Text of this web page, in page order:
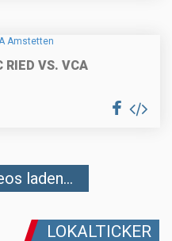
RIED VS. VCA
laden...
LOKALTICKER